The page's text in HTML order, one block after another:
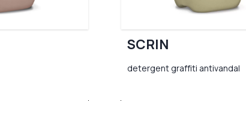
SCRIN
detergent graffiti antivandal